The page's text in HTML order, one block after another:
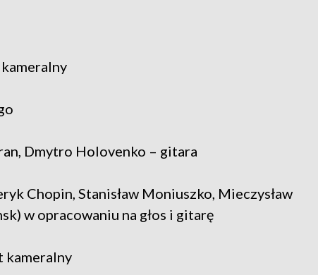
Dmytro Holovenko – gitara
Chopin, Stanisław Moniuszko, Mieczysław
w opracowaniu na głos i gitarę
kameralny